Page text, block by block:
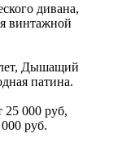
дивана,
винтажной
Дышащий
патина.
000 руб,
руб.